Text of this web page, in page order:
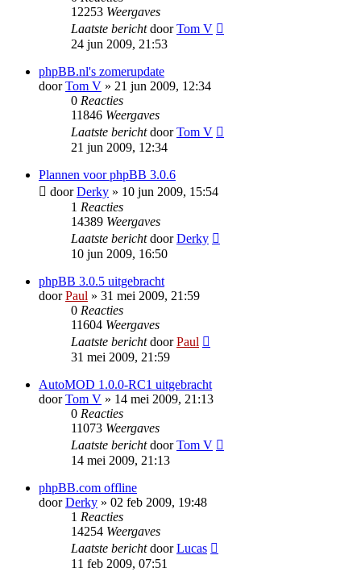
12253 Weergaves
Laatste berichtdoorTom V
24 jun 2009, 21:53
phpBB.nl's zomerupdate
doorTom V » 21 jun 2009, 12:34
0 Reacties
11846 Weergaves
Laatste berichtdoorTom V
21 jun 2009, 12:34
Plannen voor phpBB 3.0.6
doorDerky » 10 jun 2009, 15:54
1 Reacties
14389 Weergaves
Laatste berichtdoorDerky
10 jun 2009, 16:50
phpBB 3.0.5 uitgebracht
doorPaul » 31 mei 2009, 21:59
0 Reacties
11604 Weergaves
Laatste berichtdoorPaul
31 mei 2009, 21:59
AutoMOD 1.0.0-RC1 uitgebracht
doorTom V » 14 mei 2009, 21:13
0 Reacties
11073 Weergaves
Laatste berichtdoorTom V
14 mei 2009, 21:13
phpBB.com offline
doorDerky » 02 feb 2009, 19:48
1 Reacties
14254 Weergaves
Laatste berichtdoorLucas
11 feb 2009, 07:51